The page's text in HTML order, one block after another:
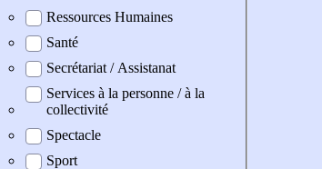
Ressources Humaines
Santé
Secrétariat / Assistanat
Services à la personne / à la
collectivité
Spectacle
Sport